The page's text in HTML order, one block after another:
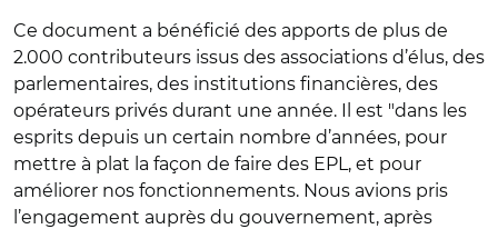
Ce document a bénéficié des apports de plus de
2.000 contributeurs issus des associations d’élus, des
parlementaires, des institutions financières, des
opérateurs privés durant une année. Il est "dans les
esprits depuis un certain nombre d’années, pour
mettre à plat la façon de faire des EPL, et pour
améliorer nos fonctionnements. Nous avions pris
l’engagement auprès du gouvernement, après